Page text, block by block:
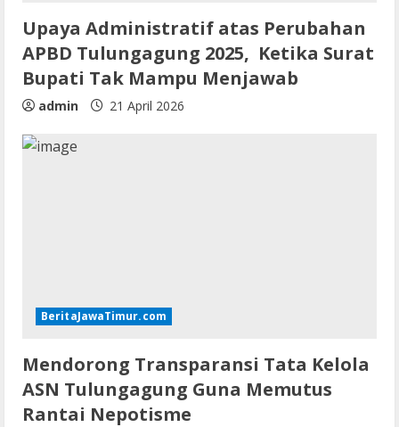
Upaya Administratif atas Perubahan
APBD Tulungagung 2025, Ketika Surat
Bupati Tak Mampu Menjawab
admin 21 April 2026
BeritaJawaTimur.com
Mendorong Transparansi Tata Kelola
ASN Tulungagung Guna Memutus
Rantai Nepotisme